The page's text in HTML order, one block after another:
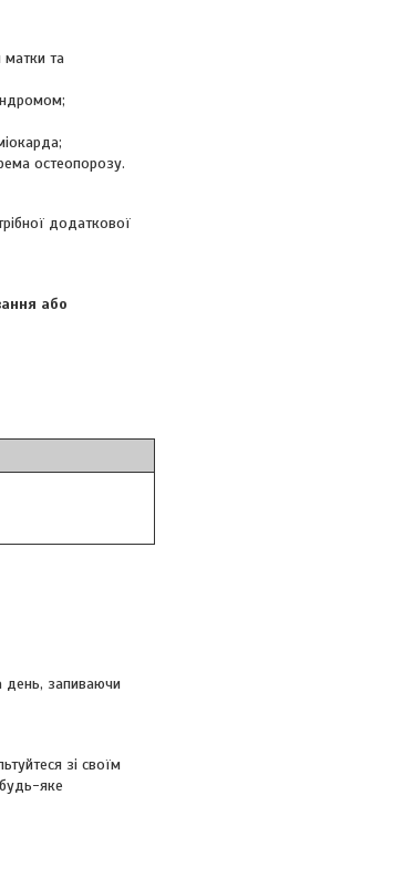
та
остеопорозу.
додаткової
або
день, запиваючи
зі своїм
яке